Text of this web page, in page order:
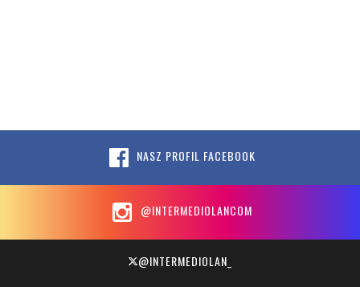
NASZ PROFIL FACEBOOK
@INTERMEDIOLANCOM
@INTERMEDIOLAN_